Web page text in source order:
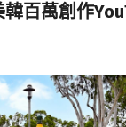
百萬創作